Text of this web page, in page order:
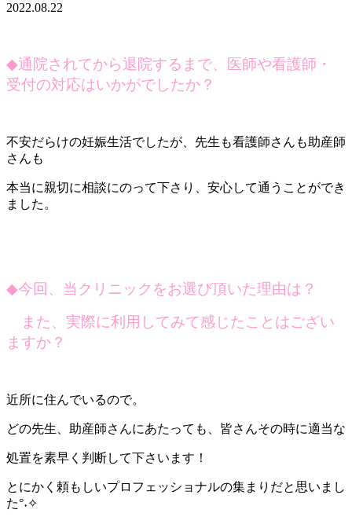
2022.08.22
◆通院されてから退院するまで、医師や看護師・
受付の対応はいかがでしたか？
不安だらけの妊娠生活でしたが、先生も看護師さんも助産師
さんも
本当に親切に相談にのって下さり、安心して通うことができ
ました。
◆今回、当クリニックをお選び頂いた理由は？
また、実際に利用してみて感じたことはござい
ますか？
近所に住んでいるので。
どの先生、助産師さんにあたっても、皆さんその時に適当な
処置を素早く判断して下さいます！
とにかく頼もしいプロフェッショナルの集まりだと思いまし
た°˖✧